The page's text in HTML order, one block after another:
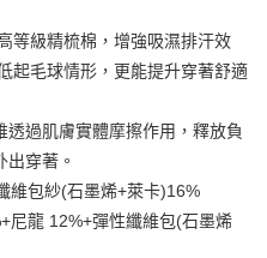
用戶可立即使用無須另外申請。
數、繳款截止日，確認付款後即完
依後續交易確認頁面所載為準。
等級精梳棉，增強吸濕排汗效
起毛球情形，更能提升穿著舒適
過肌膚實體摩擦作用，釋放負
穿著。
維包紗(石墨烯+萊卡)16%
尼龍 12%+彈性纖維包(石墨烯